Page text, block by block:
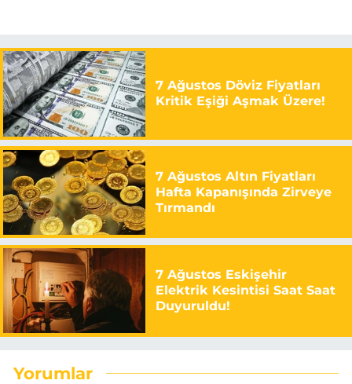
7 Ağustos Döviz Fiyatları
Kritik Eşiği Aşmak Üzere!
7 Ağustos Altın Fiyatları
Hafta Kapanışında Zirveye
Tırmandı
7 Ağustos Eskişehir
Elektrik Kesintisi Saat Saat
Duyuruldu!
Yorumlar